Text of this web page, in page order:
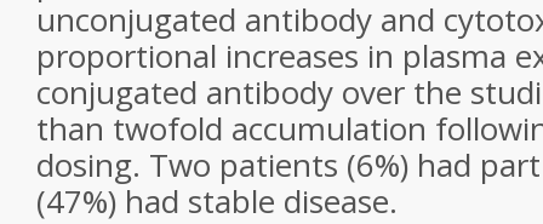
unconjugated antibody and
proportional increases in plasma
conjugated antibody over the
than twofold accumulation
dosing. Two patients (6%) had
(47%) had stable disease.